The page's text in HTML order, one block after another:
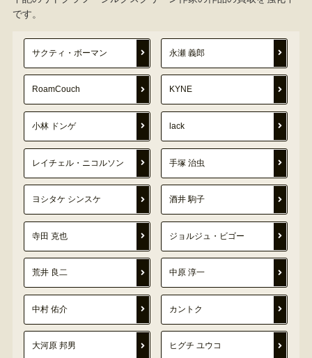
です。
サクティ・ボーマン 永瀬 義郎
RoamCouch KYNE
小林 ドンゲ lack
レイチェル・ニコルソン 手塚 治虫
ヨシタケ シンスケ 酒井 駒子
寺田 克也 ジョルジュ・ビゴー
荒井 良二 中原 淳一
中村 佑介 カントク
大河原 邦男 ヒグチ ユウコ